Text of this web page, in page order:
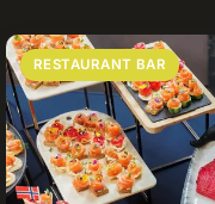
RESTAURANT BAR